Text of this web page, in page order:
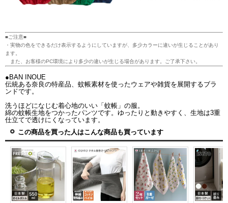
■ご注意■
・実物の色をできるだけ表示するようにしていますが、多少カラーに違いが生じることがあり
ます。
また、お客様のPC環境により多少の違いが生じる場合があります。ご了承下さい。
●BAN INOUE
伝統ある奈良の特産品、蚊帳素材を使ったウェアや雑貨を展開するブラ
ンドです。
洗うほどになじむ着心地のいい「蚊帳」の服。
綿の蚊帳生地をつかったパンツです。ゆったりと動きやすく、生地は3重
仕立てで透けにくなっています。
この商品を買った人はこんな商品も買っています